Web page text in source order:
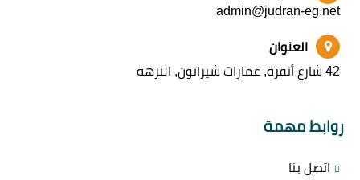
admin@judran-eg.net
العنوان
42 شارع أنقرة, عمارات شيراتون, النزهة
روابط مهمة
اتصل بنا